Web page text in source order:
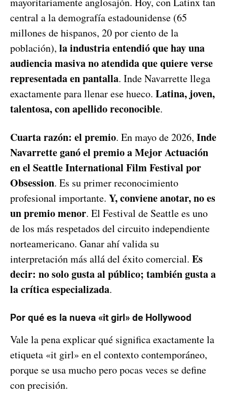
central a la demografía estadounidense (65
millones de hispanos, 20 por ciento de la
población), la industria entendió que hay una
audiencia masiva no atendida que quiere verse
representada en pantalla. Inde Navarrette llega
exactamente para llenar ese hueco. Latina, joven,
talentosa, con apellido reconocible.
Cuarta razón: el premio. En mayo de 2026, Inde
Navarrette ganó el premio a Mejor Actuación
en el Seattle International Film Festival por
Obsession. Es su primer reconocimiento
profesional importante. Y, conviene anotar, no es
un premio menor. El Festival de Seattle es uno
de los más respetados del circuito independiente
norteamericano. Ganar ahí valida su
interpretación más allá del éxito comercial. Es
decir: no solo gusta al público; también gusta a
la crítica especializada.
Por qué es la nueva «it girl» de Hollywood
Vale la pena explicar qué significa exactamente la
etiqueta «it girl» en el contexto contemporáneo,
porque se usa mucho pero pocas veces se define
con precisión.